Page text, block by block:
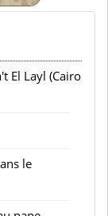
El Layl (Cairo
le